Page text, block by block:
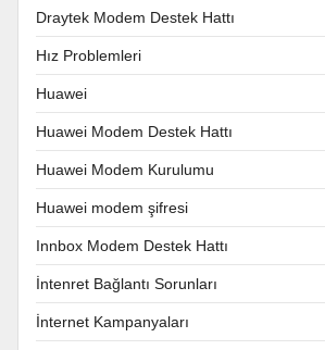
Draytek Modem Destek Hattı
Hız Problemleri
Huawei
Huawei Modem Destek Hattı
Huawei Modem Kurulumu
Huawei modem şifresi
Innbox Modem Destek Hattı
İntenret Bağlantı Sorunları
İnternet Kampanyaları